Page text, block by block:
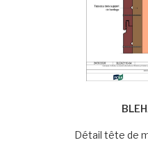
Détail tête de